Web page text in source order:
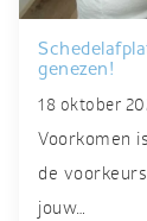
genezen!
18 oktober
Voorkomen
de
jouw…